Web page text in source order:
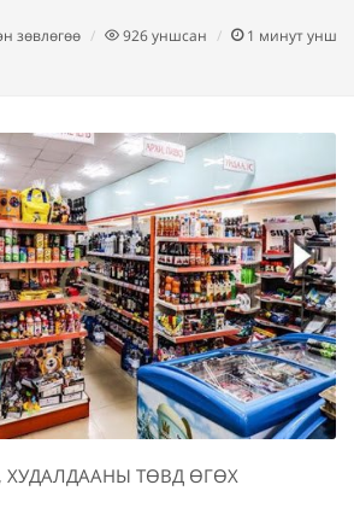
зөвлөгөө 926уншсан 1 минут
ХУДАЛДААНЫ ТӨВД ӨГӨХ